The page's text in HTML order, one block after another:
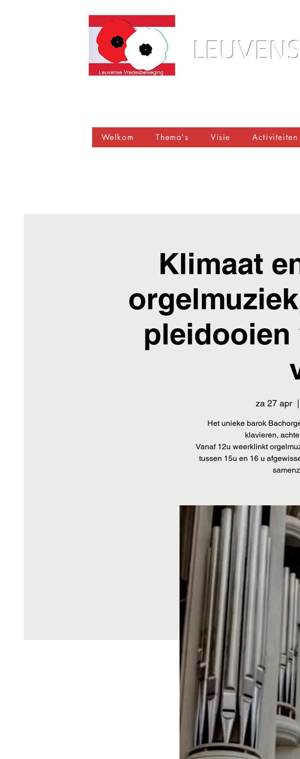
Welkom Thema's Visie Activiteiten
Klimaat
pleidooien
za 27 apr
  |
Het unieke barok
klavieren,
Vanaf 12u weerklinkt
tussen 15u en 16 u